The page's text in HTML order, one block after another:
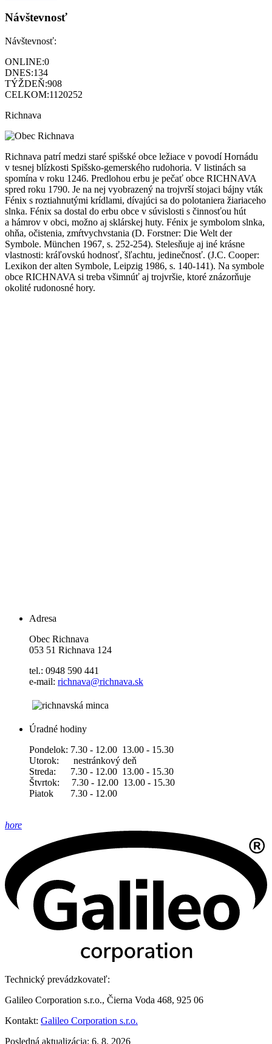
Návštevnosť
Návštevnosť:
ONLINE:0
DNES:134
TÝŽDEŇ:908
CELKOM:1120252
Richnava
Richnava patrí medzi staré spišské obce ležiace v povodí Hornádu
v tesnej blízkosti Spišsko-gemerského rudohoria. V listinách sa
spomína v roku 1246. Predlohou erbu je pečať obce RICHNAVA
spred roku 1790. Je na nej vyobrazený na trojvrší stojaci bájny vták
Fénix s roztiahnutými krídlami, dívajúci sa do polotaniera žiariaceho
slnka. Fénix sa dostal do erbu obce v súvislosti s činnosťou hút
a hámrov v obci, možno aj sklárskej huty. Fénix je symbolom slnka,
ohňa, očistenia, zmŕtvychvstania (D. Forstner: Die Welt der
Symbole. München 1967, s. 252-254). Stelesňuje aj iné krásne
vlastnosti: kráľovskú hodnosť, šľachtu, jedinečnosť. (J.C. Cooper:
Lexikon der alten Symbole, Leipzig 1986, s. 140-141). Na symbole
obce RICHNAVA si treba všimnúť aj trojvršie, ktoré znázorňuje
okolité rudonosné hory.
Adresa
Obec Richnava
053 51 Richnava 124
tel.: 0948 590 441
e-mail: richnava@richnava.sk
Úradné hodiny
Pondelok: 7.30 - 12.00 13.00 - 15.30
Utorok: nestránkový deň
Streda: 7.30 - 12.00 13.00 - 15.30
Štvrtok: 7.30 - 12.00 13.00 - 15.30
Piatok 7.30 - 12.00
hore
Technický prevádzkovateľ:
Galileo Corporation s.r.o., Čierna Voda 468, 925 06
Kontakt: Galileo Corporation s.r.o.
Posledná aktualizácia: 6. 8. 2026